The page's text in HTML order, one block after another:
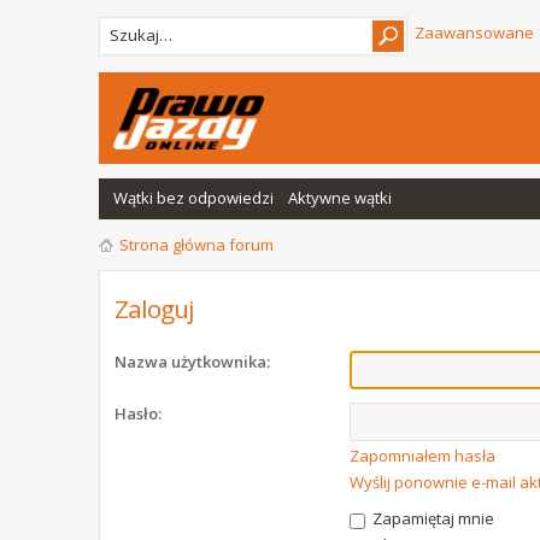
Zaawansowane
Wątki bez odpowiedzi Aktywne wątki
Strona główna forum
Zaloguj
Nazwa użytkownika:
Hasło:
Zapomniałem hasła
Wyślij ponownie e-mail
Zapamiętaj mnie